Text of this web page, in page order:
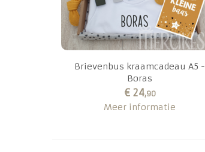
Brievenbus kraamcadeau A5 -
Boras
€ 24,90
Meer informatie